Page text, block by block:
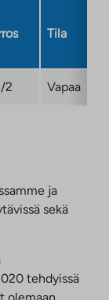
Tila
2 Vapaa
ja
sekä
tehdyissä
olemaan